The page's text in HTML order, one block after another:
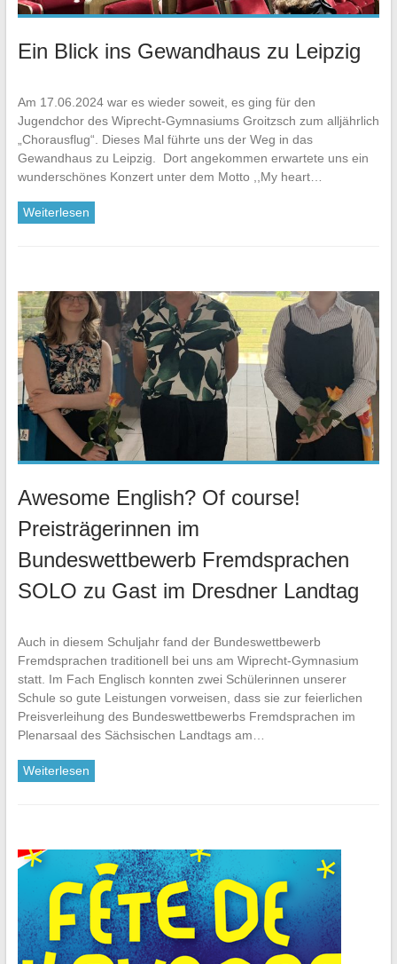
Ein Blick ins Gewandhaus zu Leipzig
Am 17.06.2024 war es wieder soweit, es ging für den
Jugendchor des Wiprecht-Gymnasiums Groitzsch zum alljährlich
„Chorausflug“. Dieses Mal führte uns der Weg in das
Gewandhaus zu Leipzig. Dort angekommen erwartete uns ein
wunderschönes Konzert unter dem Motto ,,My heart…
Weiterlesen
Awesome English? Of course!
Preisträgerinnen im
Bundeswettbewerb Fremdsprachen
SOLO zu Gast im Dresdner Landtag
Auch in diesem Schuljahr fand der Bundeswettbewerb
Fremdsprachen traditionell bei uns am Wiprecht-Gymnasium
statt. Im Fach Englisch konnten zwei Schülerinnen unserer
Schule so gute Leistungen vorweisen, dass sie zur feierlichen
Preisverleihung des Bundeswettbewerbs Fremdsprachen im
Plenarsaal des Sächsischen Landtags am…
Weiterlesen